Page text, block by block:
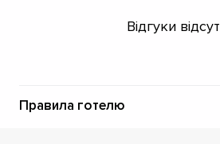
Відгуки
Правила готелю